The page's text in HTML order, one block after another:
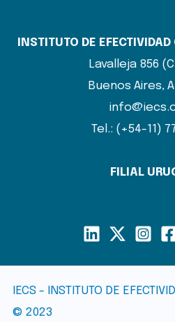
INSTITUTO DE
Lavalleja 856
Buenos Aires,
Tel.: (+54-11)
FILIAL
IECS - INSTITUTO DE
© 2023